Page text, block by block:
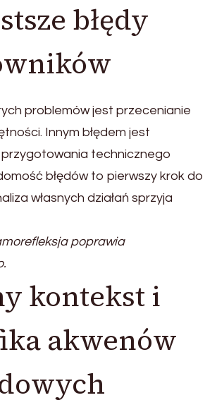
błędy
problemów jest przecenianie
Innym błędem jest
technicznego
błędów to pierwszy krok do
własnych działań sprzyja
poprawia
kontekst i
akwenów